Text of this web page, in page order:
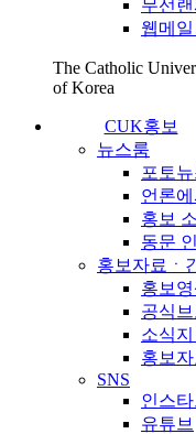
무선
웹메
The Catholic
of Korea
CUK홍보
뉴스룸
포토
언론
홍보
동문
홍보자료ㆍ
홍보
공식
소식지
홍보
SNS
인스
유튜브